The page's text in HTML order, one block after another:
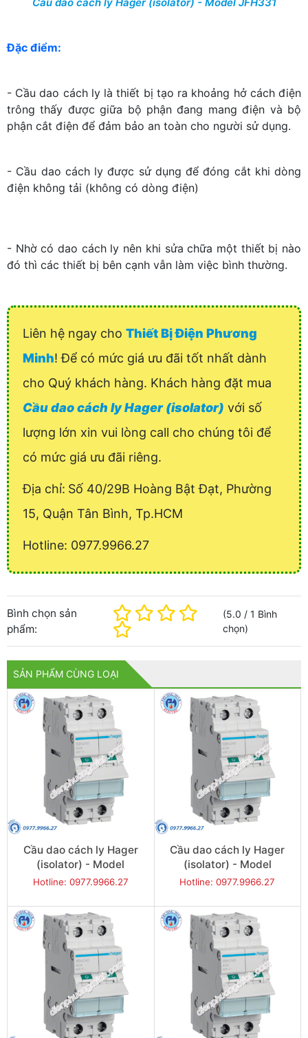
Đặc điểm:
- Cầu dao cách ly là thiết bị tạo ra khoảng hở cách điện
trông thấy được giữa bộ phận đang mang điện và bộ
phận cắt điện để đảm bảo an toàn cho người sử dụng.
- Cầu dao cách ly được sử dụng để đóng cắt khi dòng
điện không tải (không có dòng điện)
- Nhờ có dao cách ly nên khi sửa chữa một thiết bị nào
đó thì các thiết bị bên cạnh vẫn làm việc bình thường.
Liên hệ ngay cho Thiết Bị Điện Phương
Minh! Để có mức giá ưu đãi tốt nhất dành
cho Quý khách hàng. Khách hàng đặt mua
Cầu dao cách ly Hager (isolator) với số
lượng lớn xin vui lòng call cho chúng tôi để
có mức giá ưu đãi riêng.
Địa chỉ: Số 40/29B Hoàng Bật Đạt, Phường
15, Quận Tân Bình, Tp.HCM
Hotline: 0977.9966.27
Bình chọn sản
phẩm:
(5.0 /1 Bình
chọn)
SẢN PHẨM CÙNG LOẠI
Cầu dao cách ly Hager
(isolator) - Model
SBN240
Hotline: 0977.9966.27
Cầu dao cách ly Hager
(isolator) - Model
SBN263
Hotline: 0977.9966.27